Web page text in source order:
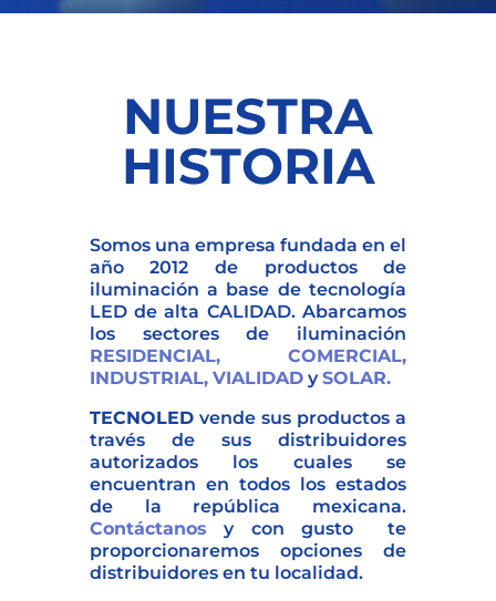
NUESTRA
HISTORIA
Somos una empresa fundada en el
año 2012 de productos de
iluminación a base de tecnología
LED de alta CALIDAD. Abarcamos
los sectores de iluminación
RESIDENCIAL,
COMERCIAL,
INDUSTRIAL, VIALIDADySOLAR.
TECNOLEDvende sus productos a
través de sus distribuidores
autorizados los cuales se
encuentran en todos los estados
de la república mexicana.
Contáctanos y con gusto te
proporcionaremos opciones de
distribuidores en tu localidad.